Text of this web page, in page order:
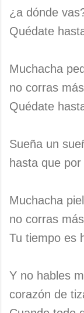
¿a dónde
Quédate
Muchacha
no corras
Quédate
Sueña un
hasta que
Muchacha
no corras
Tu tiempo es
Y no hables
corazón de